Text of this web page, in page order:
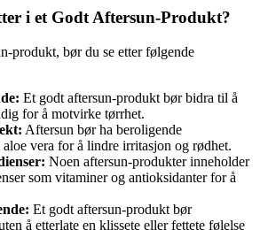
i et Godt Aftersun-Produkt?
produkt, bør du se etter følgende
Et godt aftersun-produkt bør bidra til å
for å motvirke tørrhet.
Aftersun bør ha beroligende
aloe vera for å lindre irritasjon og rødhet.
Noen aftersun-produkter inneholder
som vitaminer og antioksidanter for å
Et godt aftersun-produkt bør
å etterlate en klissete eller fettete følelse